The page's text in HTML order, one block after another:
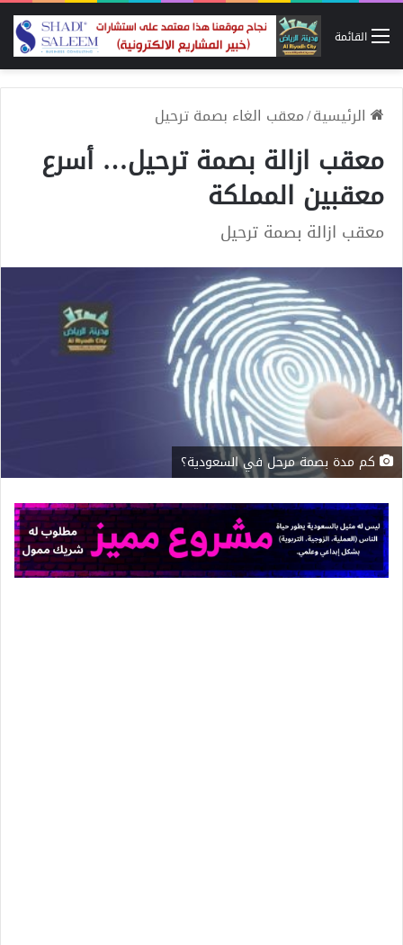
القائمة
الرئيسية/معقب الغاء بصمة ترحيل
معقب ازالة بصمة ترحيل… أسرع
معقبين المملكة
معقب ازالة بصمة ترحيل
كم مدة بصمة مرحل في السعودية؟